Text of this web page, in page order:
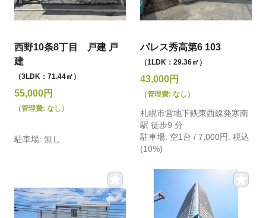
西野10条8丁目 戸建 戸
建
（3LDK：71.44㎡）
55,000円
（管理費: なし）
駐車場: 無し
パレス秀高第6 103
（1LDK：29.36㎡）
43,000円
（管理費: なし）
札幌市営地下鉄東西線発寒南
駅 徒歩9 分
駐車場: 空1台 / 7,000円: 税込
(10%)